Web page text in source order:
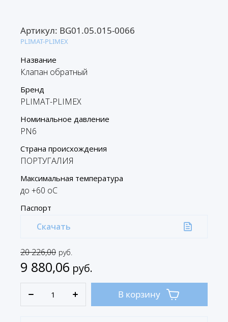
Артикул: BG01.05.015-0066
PLIMAT-PLIMEX
Название
Клапан обратный
Бренд
PLIMAT-PLIMEX
Номинальное давление
PN6
Страна происхождения
ПОРТУГАЛИЯ
Максимальная температура
до +60 oC
Паспорт
Скачать
20 226,00 руб.
9 880,06 руб.
В корзину